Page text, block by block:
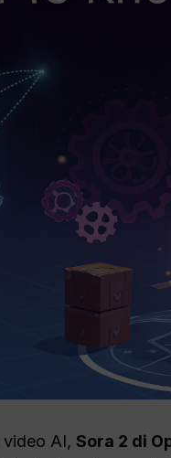
AI, Sora 2 di